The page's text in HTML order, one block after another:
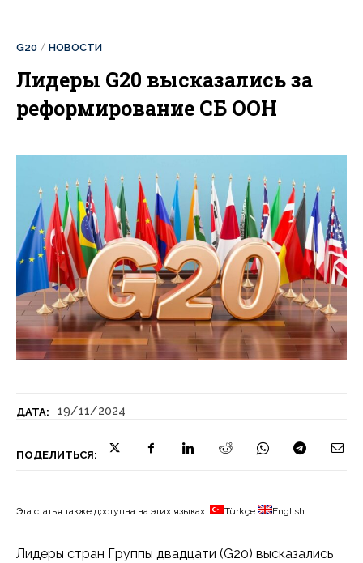
ДАТА: 19/11/2024
ПОДЕЛИТЬСЯ:
G20 НОВОСТИ
Лидеры G20 высказались за
реформирование СБ ООН
Эта статья также доступна на этих языках: Türkçe English
Лидеры стран Группы двадцати (G20) высказались